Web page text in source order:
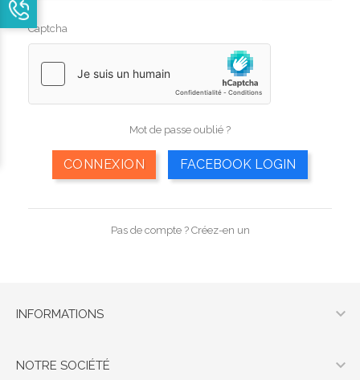
Captcha
Mot de passe oublié ?
CONNEXION FACEBOOK LOGIN
Pas de compte ? Créez-en un
INFORMATIONS 
NOTRE SOCIÉTÉ 